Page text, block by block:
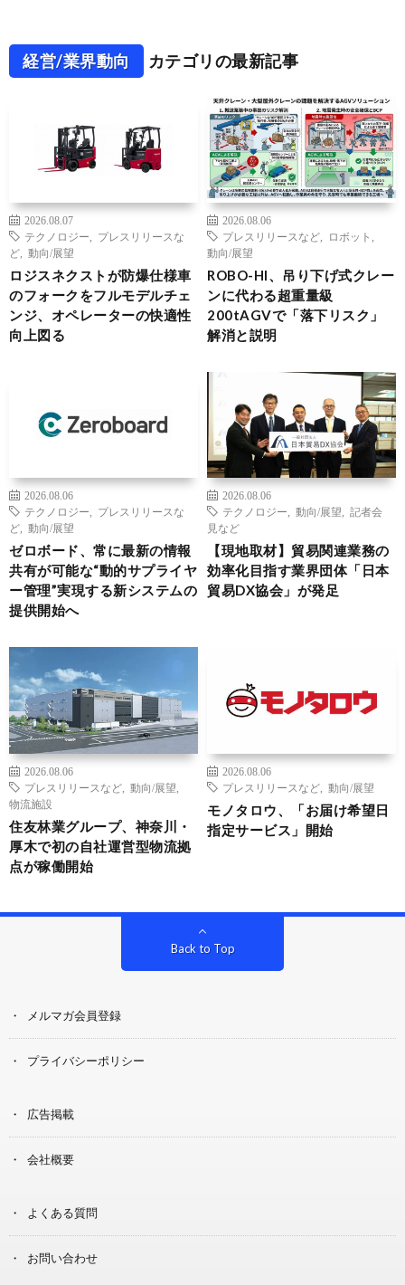
経営/業界動向 カテゴリの最新記事
2026.08.07
テクノロジー
プレスリリースな
ど
動向/展望
ロジスネクストが防爆仕様車
のフォークをフルモデルチェ
ンジ、オペレーターの快適性
向上図る
2026.08.06
プレスリリースなど
ロボット
動向/展望
ROBO-HI、吊り下げ式クレー
ンに代わる超重量級
200tAGVで「落下リスク」
解消と説明
2026.08.06
テクノロジー
プレスリリースな
ど
動向/展望
ゼロボード、常に最新の情報
共有が可能な“動的サプライヤ
ー管理”実現する新システムの
提供開始へ
2026.08.06
テクノロジー
動向/展望
記者会
見など
【現地取材】貿易関連業務の
効率化目指す業界団体「日本
貿易DX協会」が発足
2026.08.06
プレスリリースなど
動向/展望
物流施設
住友林業グループ、神奈川・
厚木で初の自社運営型物流拠
点が稼働開始
2026.08.06
プレスリリースなど
動向/展望
モノタロウ、「お届け希望日
指定サービス」開始
Back to Top
メルマガ会員登録
プライバシーポリシー
広告掲載
会社概要
よくある質問
お問い合わせ